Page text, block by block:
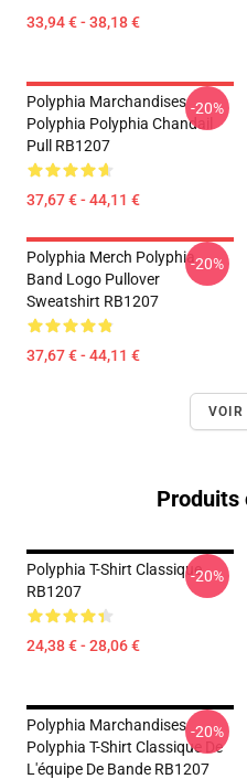
33,94 € - 38,18 €
Polyphia Marchandises
Polyphia Polyphia Chandail
Pull RB1207
37,67 € - 44,11 €
-20%
Polyphia Merch Polyphia
Band Logo Pullover
Sweatshirt RB1207
37,67 € - 44,11 €
-20%
VOIR
Produits
Polyphia T-Shirt Classique
RB1207
24,38 € - 28,06 €
-20%
Polyphia Marchandises
Polyphia T-Shirt Classique De
L'équipe De Bande RB1207
-20%